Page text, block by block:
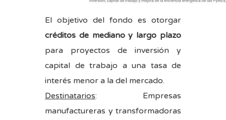
El objetivo del fondo es otorgar
créditos de mediano y largo plazo
para proyectos de inversión y
capital de trabajo a una tasa de
interés menor a la del mercado.
Destinatarios: Empresas
manufactureras y transformadoras